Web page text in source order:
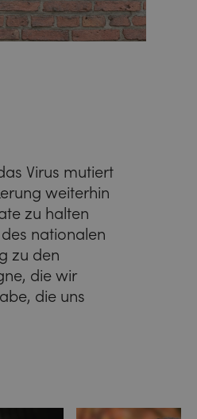
Virus mutiert
weiterhin
zu halten
nationalen
zu den
die wir
die uns